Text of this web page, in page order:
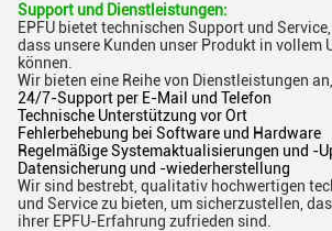
Support und Dienstleistungen:
EPFU bietet technischen Support und
dass unsere Kunden unser Produkt in vollem
können.
Wir bieten eine Reihe von Dienstleistungen
24/7-Support per E-Mail und Telefon
Technische Unterstützung vor Ort
Fehlerbehebung bei Software und Hardware
Regelmäßige Systemaktualisierungen und -
Datensicherung und -wiederherstellung
Wir sind bestrebt, qualitativ hochwertigen
und Service zu bieten, um sicherzustellen,
ihrer EPFU-Erfahrung zufrieden sind.